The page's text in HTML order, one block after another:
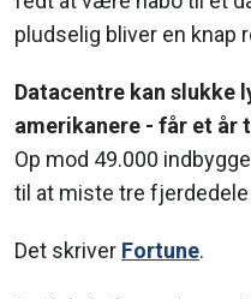
pludselig bliver en knap
Datacentre kan slukke
amerikanere - får et år
Op mod 49.000
til at miste tre
Det skriver Fortune.